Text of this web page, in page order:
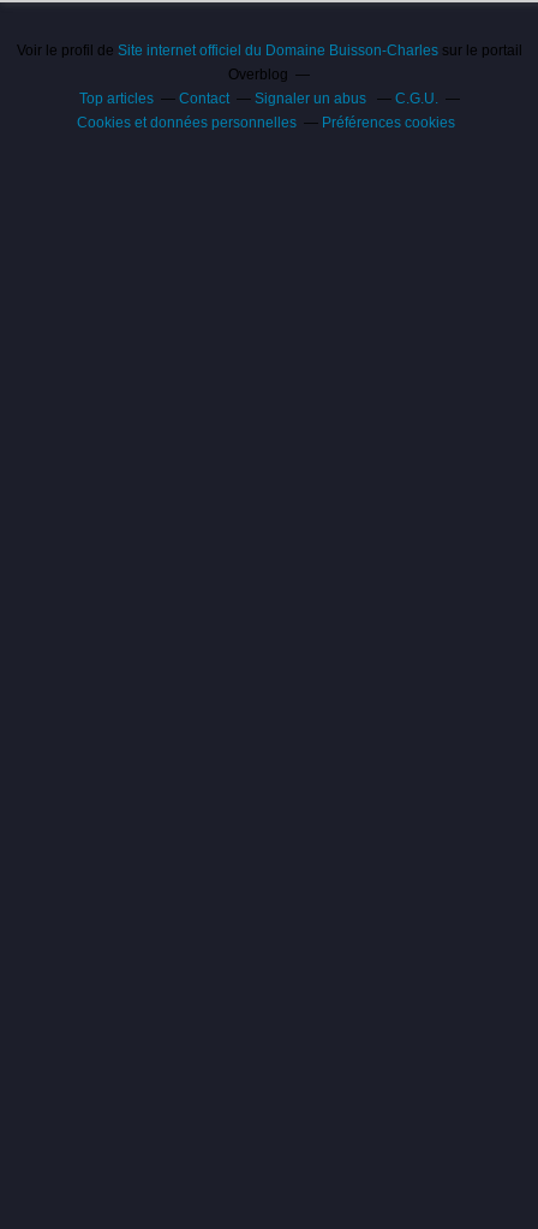
Voir le profil de Site internet officiel du Domaine Buisson-Charlessur le portail
Overblog
Top articles
Contact Signaler un abus
C.G.U.
Cookies et données personnelles
Préférences cookies